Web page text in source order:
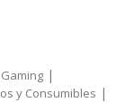
|
y Consumibles |